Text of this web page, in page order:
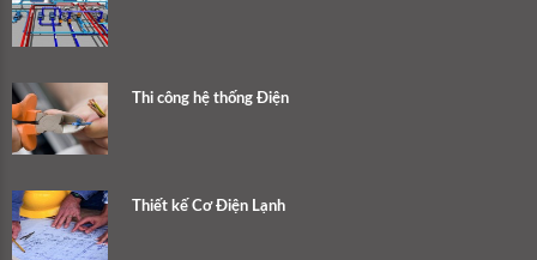
Thi công hệ thống Điện
Thiết kế Cơ Điện Lạnh